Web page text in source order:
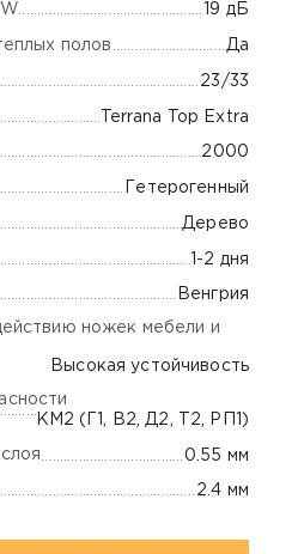
19 дБ
полов Да
23/33
Terrana Top Extra
2000
Гетерогенный
Дерево
1-2 дня
Венгрия
ножек мебели и
Высокая устойчивость
КМ2 (Г1, В2, Д2, Т2, РП1)
0.55 мм
2.4 мм